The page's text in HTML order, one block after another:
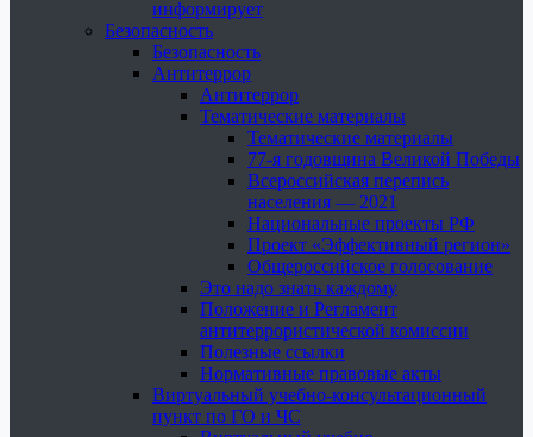
информирует
Безопасность
Безопасность
Антитеррор
Антитеррор
Тематические материалы
Тематические материалы
77-я годовщина Великой Победы
Всероссийская перепись
населения — 2021
Национальные проекты РФ
Проект «Эффективный регион»
Общероссийское голосование
Это надо знать каждому
Положение и Регламент
антитеррористической комиссии
Полезные ссылки
Нормативные правовые акты
Виртуальный учебно-консультационный
пункт по ГО и ЧС